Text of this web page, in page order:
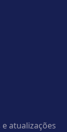
atualizações